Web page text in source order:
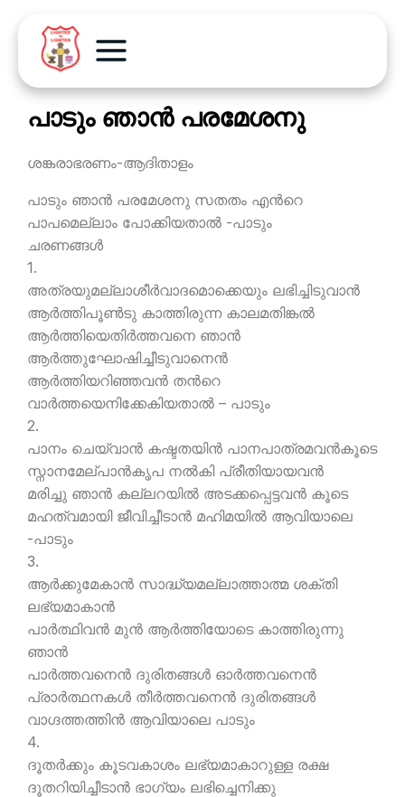
പാടും ഞാന്‍ പരമേശനു
ശങ്കരാഭരണം-ആദിതാളം
പാടും ഞാന്‍ പരമേശനു സതതം എന്‍റെ
പാപമെല്ലാം പോക്കിയതാല്‍ -പാടും
ചരണങ്ങള്‍
1.
അത്രയുമല്ലാശീര്‍വാദമൊക്കെയും ലഭിച്ചിടുവാന്‍
ആര്‍ത്തിപൂണ്‍ടു കാത്തിരുന്ന കാലമതിങ്കല്‍
ആര്‍ത്തിയെതിര്‍ത്തവനെ ഞാന്‍
ആര്‍ത്തുഘോഷിച്ചീടുവാനെന്‍
ആര്‍ത്തിയറിഞ്ഞവന്‍ തന്‍റെ
വാര്‍ത്തയെനിക്കേകിയതാല്‍ – പാടും
2.
പാനം ചെയ്വാന്‍ കഷ്ടതയിന്‍ പാനപാത്രമവന്‍കൂടെ
സ്നാനമേല്പാന്‍കൃപ നല്‍കി പ്രീതിയായവന്‍
മരിച്ചു ഞാന്‍ കല്ലറയില്‍ അടക്കപ്പെട്ടവന്‍ കൂടെ
മഹത്വമായി ജീവിച്ചീടാന്‍ മഹിമയില്‍ ആവിയാലെ
-പാടും
3.
ആര്‍ക്കുമേകാന്‍ സാദ്ധ്യമല്ലാത്താത്മ ശക്തി
ലഭ്യമാകാന്‍
പാര്‍ത്ഥിവന്‍ മുന്‍ ആര്‍ത്തിയോടെ കാത്തിരുന്നു
ഞാന്‍
പാര്‍ത്തവനെന്‍ ദുരിതങ്ങള്‍ ഓര്‍ത്തവനെന്‍
പ്രാര്‍ത്ഥനകള്‍ തീര്‍ത്തവനെന്‍ ദുരിതങ്ങള്‍
വാഗ്ദത്തത്തിന്‍ ആവിയാലെ പാടും
4.
ദൂതര്‍ക്കും കൂടവകാശം ലഭ്യമാകാറുള്ള രക്ഷ
ദൂതറിയിച്ചീടാന്‍ ഭാഗ്യം ലഭിച്ചെനിക്കു